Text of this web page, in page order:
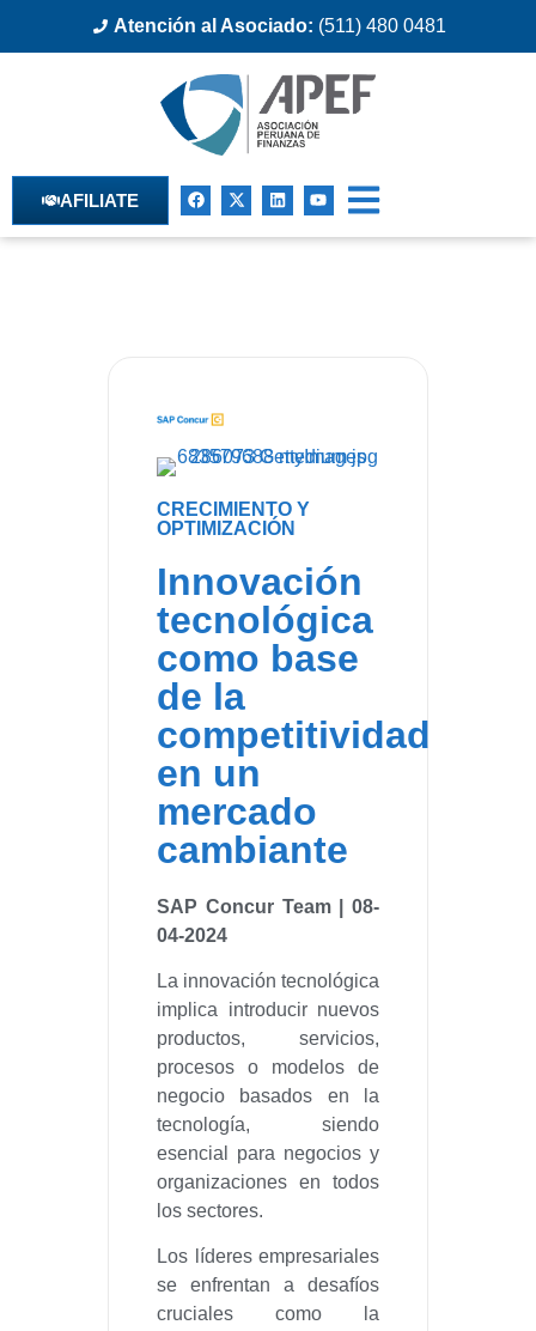
Atención al Asociado: (511) 480 0481
AFILIATE
CRECIMIENTO Y
OPTIMIZACIÓN
Innovación
tecnológica
como base
de la
competitividad
en un
mercado
cambiante
SAP Concur Team | 08-
04-2024
La innovación tecnológica
implica introducir nuevos
productos, servicios,
procesos o modelos de
negocio basados en la
tecnología, siendo
esencial para negocios y
organizaciones en todos
los sectores.
Los líderes empresariales
se enfrentan a desafíos
cruciales como la